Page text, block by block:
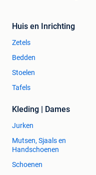
Huis en Inrichting
Zetels
Bedden
Stoelen
Tafels
Kleding | Dames
Jurken
Mutsen, Sjaals en
Handschoenen
Schoenen